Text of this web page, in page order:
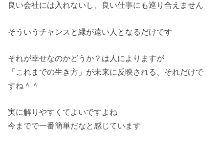
良い会社には入れないし、良い仕事にも巡り合えません
そういうチャンスと縁が遠い人となるだけです
それが幸せなのかどうか？は人によりますが
「これまでの生き方」が未来に反映される、それだけで
すね＾＾
実に解りやすくてよいですよね
今までで一番簡単だなと感じています